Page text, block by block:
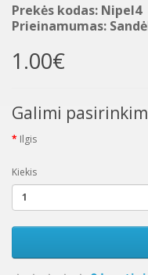
Prekės kodas: Nipel4
Prieinamumas:
1.00€
Galimi
Ilgis
Kiekis